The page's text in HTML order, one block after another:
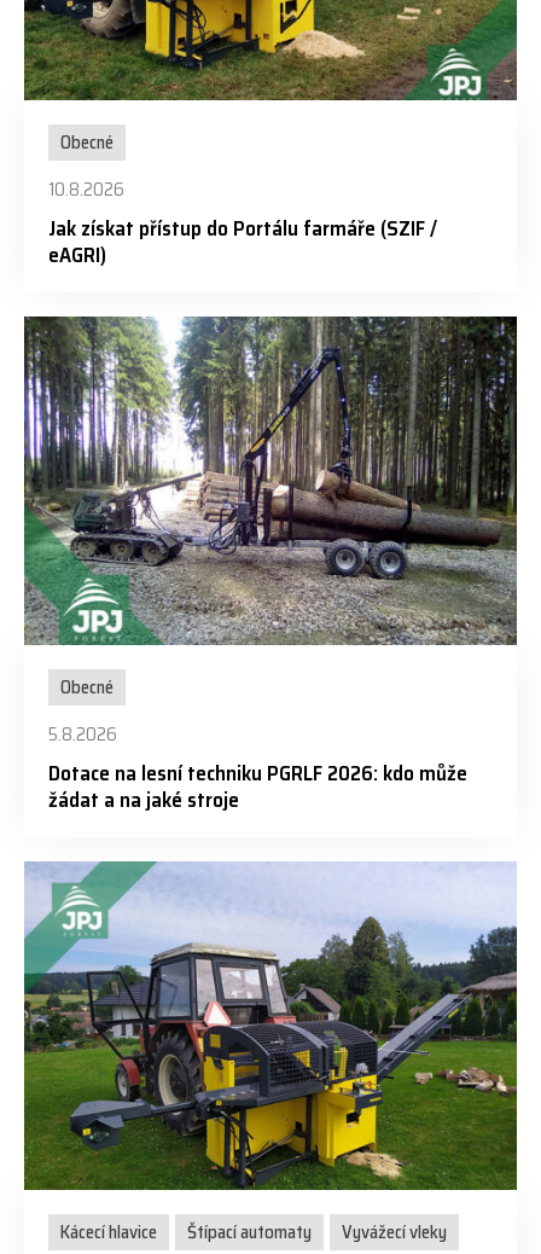
Obecné
10.8.2026
Jak získat přístup do Portálu farmáře (SZIF /
eAGRI)
Obecné
5.8.2026
Dotace na lesní techniku PGRLF 2026: kdo může
žádat a na jaké stroje
Kácecí hlavice Štípací automaty
Vyvážecí vleky